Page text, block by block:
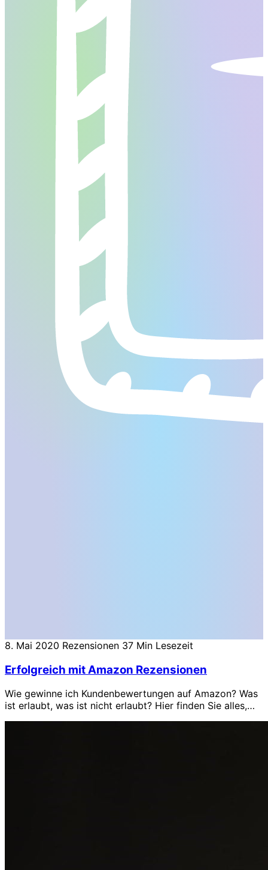
8. Mai 2020 Rezensionen 37 Min Lesezeit
Erfolgreich mit Amazon Rezensionen
Wie gewinne ich Kundenbewertungen auf Amazon? Was
ist erlaubt, was ist nicht erlaubt? Hier finden Sie alles,